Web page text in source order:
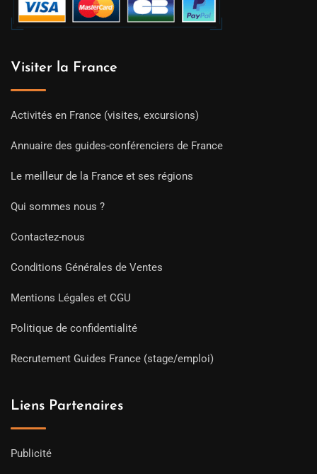
Visiter la France
Activités en France (visites, excursions)
Annuaire des guides-conférenciers de France
Le meilleur de la France et ses régions
Qui sommes nous ?
Contactez-nous
Conditions Générales de Ventes
Mentions Légales et CGU
Politique de confidentialité
Recrutement Guides France (stage/emploi)
Liens Partenaires
Publicité